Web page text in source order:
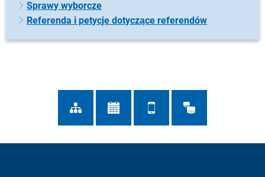
Sprawy wyborcze
Referenda i petycje dotyczące referendów